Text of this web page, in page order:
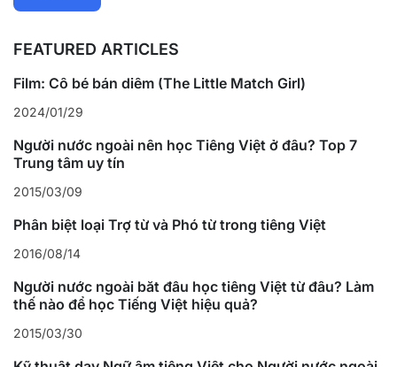
FEATURED ARTICLES
Film: Cô bé bán diêm (The Little Match Girl)
2024/01/29
Người nước ngoài nên học Tiếng Việt ở đâu? Top 7
Trung tâm uy tín
2015/03/09
Phân biệt loại Trợ từ và Phó từ trong tiếng Việt
2016/08/14
Người nước ngoài bắt đầu học tiếng Việt từ đâu? Làm
thế nào để học Tiếng Việt hiệu quả?
2015/03/30